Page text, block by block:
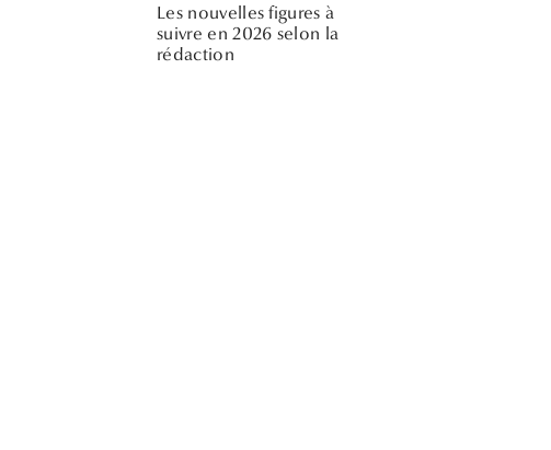
Les nouvelles figures à
suivre en 2026 selon la
rédaction